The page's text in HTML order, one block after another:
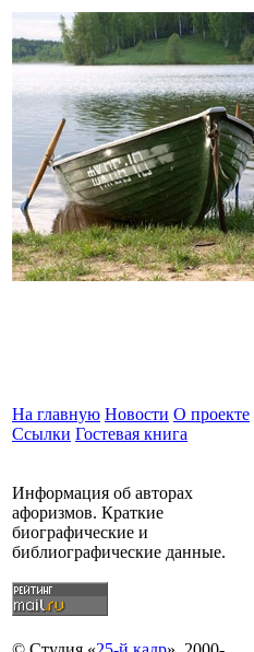
На главную Новости О проекте
Ссылки Гостевая книга
Информация об авторах
афоризмов. Краткие
биографические и
библиографические данные.